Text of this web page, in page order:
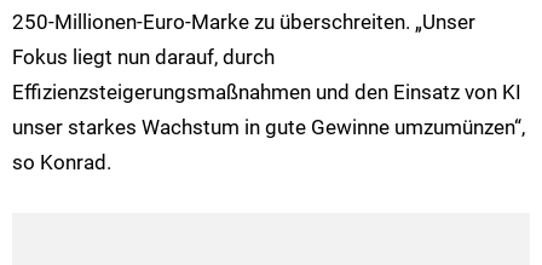
250-Millionen-Euro-Marke zu überschreiten. „Unser
Fokus liegt nun darauf, durch
Effizienzsteigerungsmaßnahmen und den Einsatz von KI
unser starkes Wachstum in gute Gewinne umzumünzen“,
so Konrad.